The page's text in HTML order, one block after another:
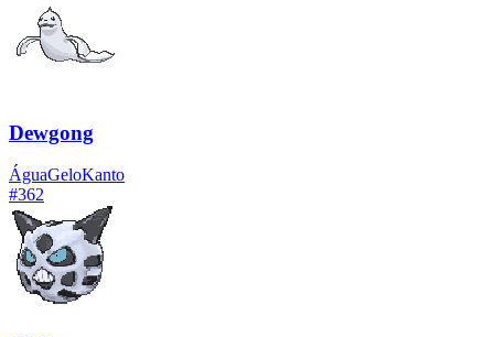
Dewgong
ÁguaGeloKanto
#362